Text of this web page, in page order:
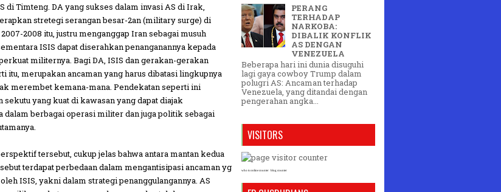
di Timteng. DA yang sukses dalam invasi AS di Irak,
stretegi serangan besar-2an (military surge) di
2007-2008 itu, justru menganggap Iran sebagai musuh
ISIS dapat diserahkan penanganannya kepada
militernya. Bagi DA, ISIS dan gerakan-gerakan
itu, merupakan ancaman yang harus dibatasi lingkupnya
merembet kemana-mana. Pendekatan seperti ini
yang kuat di kawasan yang dapat diajak
dalam berbagai operasi militer dan juga politik sebagai
tersebut, cukup jelas bahwa antara mantan kedua
terdapat perbedaan dalam mengantisipasi ancaman yg
ISIS, yakni dalam strategi penanggulangannya. AS
PERANG
TERHADAP
NARKOBA:
DIBALIK KONFLIK
AS DENGAN
VENEZUELA
Beberapa hari ini dunia disuguhi
lagi gaya cowboy Trump dalam
polugri AS: Ancaman terhadap
Venezuela, yang ditandai dengan
pengerahan angka...
VISITORS
who is online counter blog counter